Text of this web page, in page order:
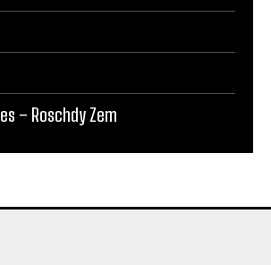
– Roschdy Zem